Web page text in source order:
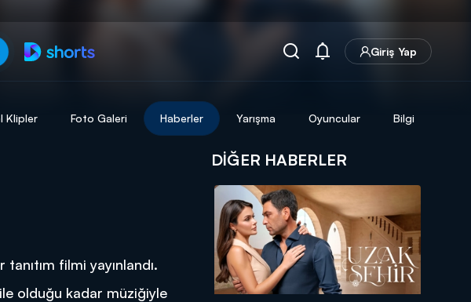
Giriş Yap
Klipler Foto Galeri Haberler Yarışma Oyuncular Bilgi
filmi yayınlandı.
olduğu kadar müziğiyle
DIĞER HABERLER